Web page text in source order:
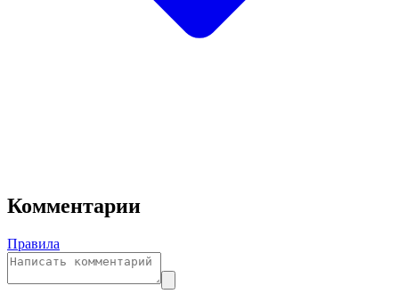
Комментарии
Правила